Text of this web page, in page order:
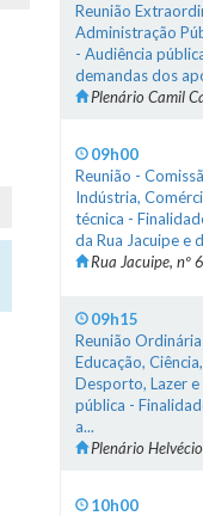
Reunião
Administração
- Audiência
demandas dos
Plenário Camil
09h00
Reunião -
Indústria,
técnica -
da Rua Jacuipe e
Rua Jacuipe, nº
09h15
Reunião
Educação,
Desporto, Lazer
pública -
a...
Plenário
10h00